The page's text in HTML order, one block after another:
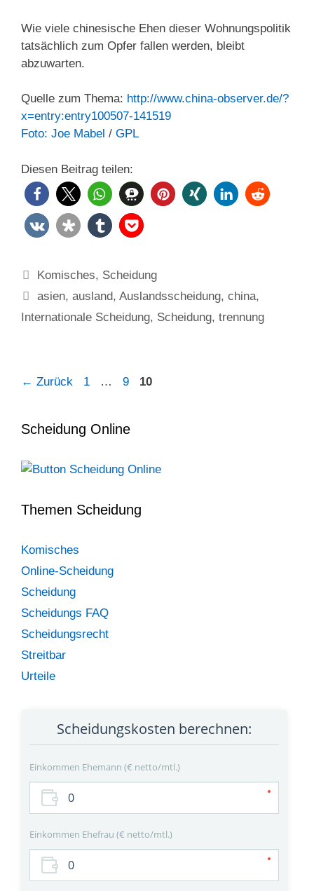
Wie viele chinesische Ehen dieser Wohnungspolitik
tatsächlich zum Opfer fallen werden, bleibt
abzuwarten.
Quelle zum Thema: http://www.china-observer.de/?
x=entry:entry100507-141519
Foto: Joe Mabel / GPL
Diesen Beitrag teilen:
Kategorien
Komisches, Scheidung
Schlagwörter
asien,ausland,Auslandsscheidung,china,
Internationale Scheidung, Scheidung, trennung
← Zurück Seite
1 … Seite
9 Seite
10
Scheidung Online
Themen Scheidung
Komisches
Online-Scheidung
Scheidung
Scheidungs FAQ
Scheidungsrecht
Streitbar
Urteile
Scheidungskosten berechnen:
Einkommen Ehemann € netto/mtl.
Einkommen Ehefrau € netto/mtl.